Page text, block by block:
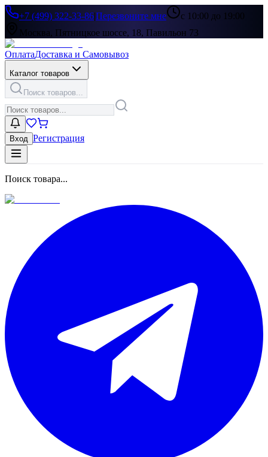
+7 (499) 322-33-86|Перезвоните мне
с 10:00 до 19:00
Москва, Пятницкое шоссе, 18, Павильон 73
ОплатаДоставка и Самовывоз
Каталог товаров
Поиск товаров...
Вход Регистрация
Поиск товара...